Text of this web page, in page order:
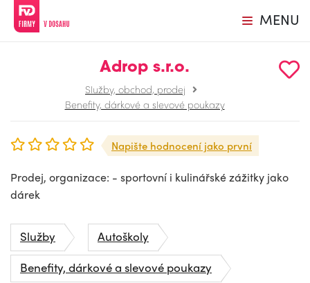
MENU
Adrop s.r.o.
Služby, obchod, prodej
Benefity, dárkové a slevové poukazy
Napište hodnocení jako první
Prodej, organizace: - sportovní i kulinářské zážitky jako
dárek
Služby
Autoškoly
Benefity, dárkové a slevové poukazy